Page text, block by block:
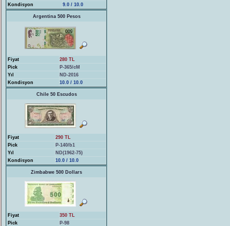
Kondisyon
9.0 / 10.0
Argentina 500 Pesos
Fiyat
280 TL
Pick
P-365/cM
Yıl
ND-2016
Kondisyon
10.0 / 10.0
Chile 50 Escudos
Fiyat
290 TL
Pick
P-140/b1
Yıl
ND(1962-75)
Kondisyon
10.0 / 10.0
Zimbabwe 500 Dollars
Fiyat
350 TL
Pick
P-98